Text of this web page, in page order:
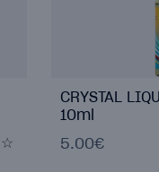
CRYSTAL
10ml
5.00€